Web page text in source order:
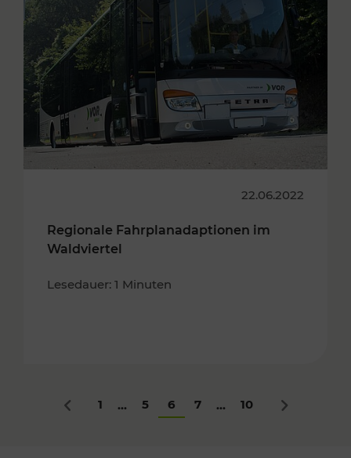
22.06.2022
Regionale Fahrplanadaptionen im
Waldviertel
Lesedauer: 1 Minuten
Zurück
1 ... 5 6 7 ... 10 Nächstes